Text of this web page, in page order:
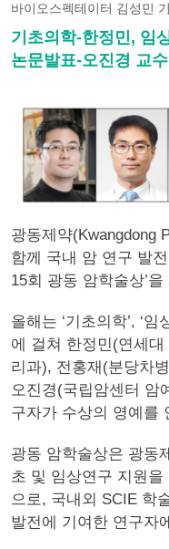
바이오스펙테이터 김성민
기초의학-한정민, 임
논문발표-오진경 교
광동제약(Kwangdong
함께 국내 암 연구 발
15회 광동 암학술상’
올해는 ‘기초의학’, ‘임
에 걸쳐 한정민(연세
리과), 전홍재(분당차
오진경(국립암센터 암
구자가 수상의 영예를
광동 암학술상은 광동
초 및 임상연구 지원
으로, 국내외 SCIE 학
발전에 기여한 연구자